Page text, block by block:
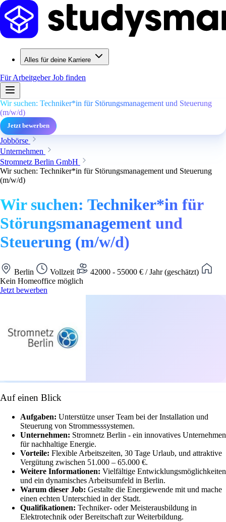
Alles für deine Karriere
Für ArbeitgeberJob finden
Wir suchen: Techniker*in für Störungsmanagement und Steuerung
(m/w/d)
Jetzt bewerben
Jobbörse
Unternehmen
Stromnetz Berlin GmbH
Wir suchen: Techniker*in für Störungsmanagement und Steuerung
(m/w/d)
Wir suchen: Techniker*in für
Störungsmanagement und
Steuerung (m/w/d)
Berlin Vollzeit
42000 - 55000 € / Jahr (geschätzt)
Kein Homeoffice möglich
Jetzt bewerben
Auf einen Blick
Aufgaben: Unterstütze unser Team bei der Installation und
Steuerung von Strommesssystemen.
Unternehmen: Stromnetz Berlin - ein innovatives Unternehmen
für nachhaltige Energie.
Vorteile: Flexible Arbeitszeiten, 30 Tage Urlaub, und attraktive
Vergütung zwischen 51.000 – 65.000 €.
Weitere Informationen: Vielfältige Entwicklungsmöglichkeiten
und ein dynamisches Arbeitsumfeld in Berlin.
Warum dieser Job: Gestalte die Energiewende mit und mache
einen echten Unterschied in der Stadt.
Qualifikationen: Techniker- oder Meisterausbildung in
Elektrotechnik oder Bereitschaft zur Weiterbildung.